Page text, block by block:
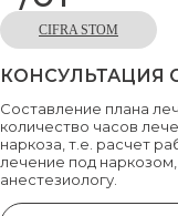
CIFRA STOM
КОНСУЛЬТАЦИЯ
Составление плана
количество часов
наркоза, т.е. расчет
лечение под
анестезиологу.